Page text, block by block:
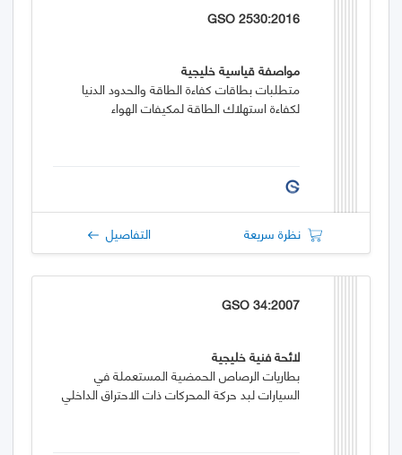
GSO 2530:2016
مواصفة قياسية خليجية
متطلبات بطاقات كفاءة الطاقة والحدود الدنيا
لكفاءة استهلاك الطاقة لمكيفات الهواء
نظرة سريعة التفاصيل
GSO 34:2007
لائحة فنية خليجية
بطاريات الرصاص الحمضية المستعملة في
السيارات لبد حركة المحركات ذات الاحتراق الداخلي